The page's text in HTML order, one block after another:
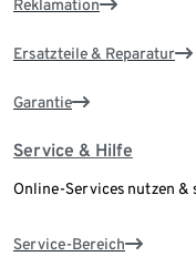
Reklamation
Ersatzteile & Reparatur
Garantie
Service & Hilfe
Online-Services nutzen
Service-Bereich